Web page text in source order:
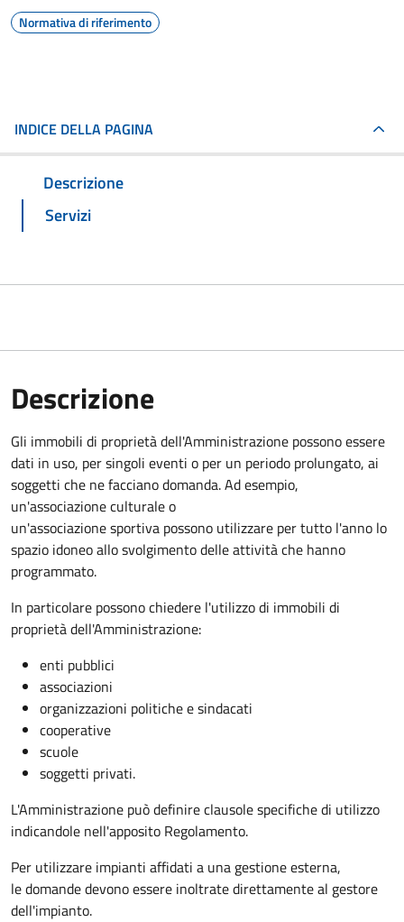
Normativa di riferimento
INDICE DELLA PAGINA
Descrizione
Servizi
Descrizione
Gli immobili di proprietà dell'Amministrazione possono essere
dati in uso, per singoli eventi o per un periodo prolungato, ai
soggetti che ne facciano domanda. Ad esempio,
un'associazione culturale o
un'associazione sportiva possono utilizzare per tutto l'anno lo
spazio idoneo allo svolgimento delle attività che hanno
programmato.
In particolare possono chiedere l'utilizzo di immobili di
proprietà dell'Amministrazione:
enti pubblici
associazioni
organizzazioni politiche e sindacati
cooperative
scuole
soggetti privati.
L'Amministrazione può definire clausole specifiche di utilizzo
indicandole nell'apposito Regolamento.
Per utilizzare impianti affidati a una gestione esterna,
le domande devono essere inoltrate direttamente al gestore
dell'impianto.